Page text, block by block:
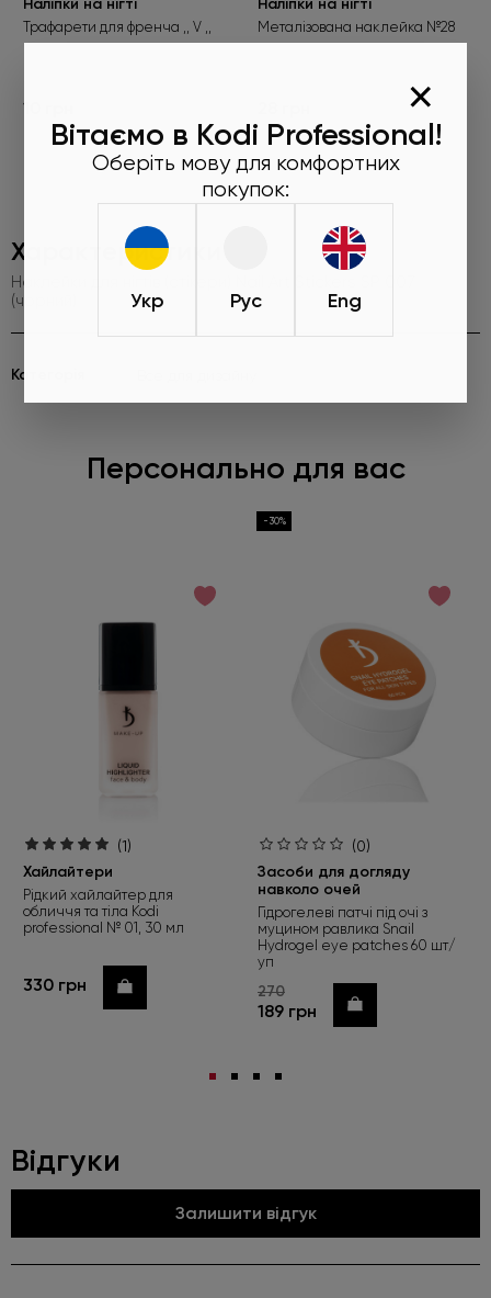
×
Вітаємо в Kodi Professional!
Оберіть мову для комфортних
покупок:
Укр Рус Eng
Трафарети для френча ,, V ,,
10 грн
Металізована наклейка №28
Характеристики
Наклейки для нігтів (стікери) Nail Art Stickers SP 007
(чорний)
Категорія
Персонально для вас
(1)
Хайлайтери
Рідкий хайлайтер для
обличчя та тіла Kodi
professional № 01, 30 мл
330 грн Купити
-30%
(0)
Засоби для догляду
навколо очей
Гідрогелеві патчі під очі з
муцином равлика Snail
Hydrogel eye patches 60 шт/
уп
270
189 грн Купити
Відгуки
Залишити відгук
Робіть замовлення від 450 грн та
обирайте подарунок